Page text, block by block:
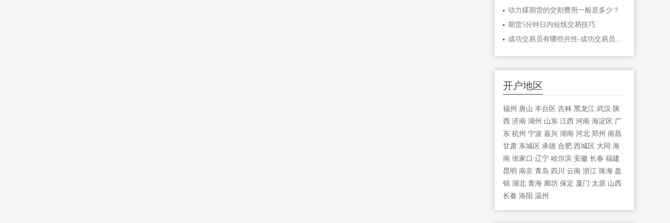
动力煤期货的交割费用一般是多少？
期货5分钟日内短线交易技巧
开户地区
福州 唐山 丰台区 吉林 黑龙江 武汉 陕
西 济南 湖州 山东 江西 河南 海淀区 广
东 杭州 宁波 嘉兴 湖南 河北 郑州 南昌
甘肃 东城区 承德 合肥 西城区 大同 海
南 张家口 辽宁 哈尔滨 安徽 长春 福建
昆明 南京 青岛 四川 云南 浙江 珠海 盘
锦 湖北 青海 廊坊 保定 厦门 太原 山西
长春 洛阳 温州